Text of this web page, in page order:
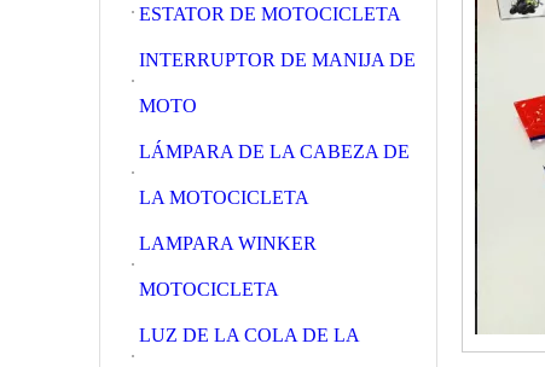
ESTATOR DE MOTOCICLETA
INTERRUPTOR DE MANIJA DE
MOTO
LÁMPARA DE LA CABEZA DE
LA MOTOCICLETA
LAMPARA WINKER
MOTOCICLETA
LUZ DE LA COLA DE LA